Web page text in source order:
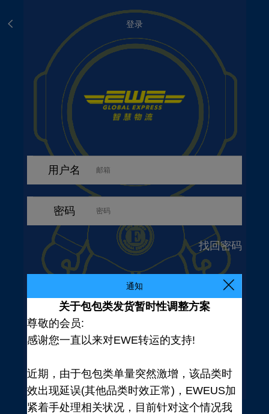
登录
用户名
密码
找回密码
通知
关于包包类发货暂时性调整方案
尊敬的会员:
感谢您一直以来对EWE转运的支持!
近期，由于包包类单量突然激增，该品类时
效出现延误(其他品类时效正常)，EWEUS加
紧着手处理相关状况，目前针对这个情况我